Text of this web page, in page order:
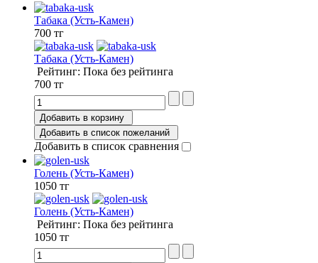
Табака (Усть-Камен)
700 тг
Табака (Усть-Камен)
Рейтинг: Пока без рейтинга
700 тг
Добавить в корзину
Добавить в список пожеланий
Добавить в список сравнения
Голень (Усть-Камен)
1050 тг
Голень (Усть-Камен)
Рейтинг: Пока без рейтинга
1050 тг